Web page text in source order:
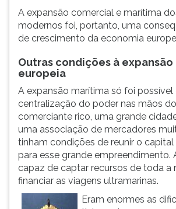
A expansão comercial e marítima
modernos foi, portanto, uma
de crescimento da economia
Outras condições à
europeia
A expansão marítima só foi possível
centralização do poder nas mãos
comerciante rico, uma grande
uma associação de mercadores
tinham condições de reunir o capital
para esse grande empreendimento.
capaz de captar recursos de toda a
financiar as viagens ultramarinas.
Eram enormes as